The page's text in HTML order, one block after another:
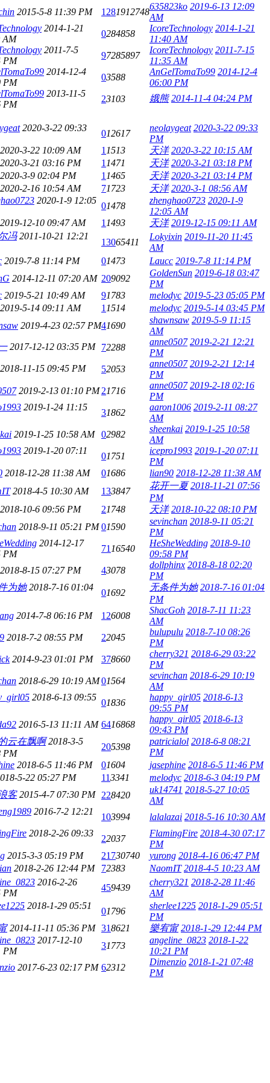
2015-5-8 11:39 PM 1281912748
635823ko 2019-6-13 12:09
AM
2014-1-21
AM
0284858
IcoreTechnology 2014-1-21
11:40 AM
2011-7-5
PM
97285897
IcoreTechnology 2011-7-15
11:35 AM
2014-12-4
PM
03588
AnGelTomaTo99 2014-12-4
06:00 PM
2013-11-5
PM
23103 娥熊 2014-11-4 04:24 PM
2020-3-22 09:33
012617
neolaygeat 2020-3-22 09:33
PM
2020-3-22 10:09 AM 1 1513 天洋 2020-3-22 10:15 AM
2020-3-21 03:16 PM 1 1471 天洋 2020-3-21 03:18 PM
2020-3-9 02:04 PM 1 1465 天洋 2020-3-21 03:14 PM
2020-2-16 10:54 AM 71723 天洋 2020-3-1 08:56 AM
2020-1-9 12:05
01478
zhenghao0723 2020-1-9
12:05 AM
2019-12-10 09:47 AM 1 1493 天洋 2019-12-15 09:11 AM
冯 2011-10-21 12:21
13065411
Lokyixin 2019-11-20 11:45
AM
2019-7-8 11:14 PM 01473 Laucc 2019-7-8 11:14 PM
2014-12-11 07:20 AM 209092
GoldenSun 2019-6-18 03:47
PM
2019-5-21 10:49 AM 91783 melodyc 2019-5-23 05:05 PM
2019-5-14 09:11 AM 1 1514 melodyc 2019-5-14 03:45 PM
2019-4-23 02:57 PM41690
shawnsaw 2019-5-9 11:15
AM
2017-12-12 03:35 PM 72288
anne0507 2019-2-21 12:21
PM
2018-11-15 09:45 PM 52053
anne0507 2019-2-21 12:14
PM
2019-2-13 01:10 PM 21716
anne0507 2019-2-18 02:16
PM
2019-1-24 11:15
31862
aaron1006 2019-2-11 08:27
AM
2019-1-25 10:58 AM 02982
sheenkai 2019-1-25 10:58
AM
2019-1-20 07:11
01751
icepro1993 2019-1-20 07:11
PM
2018-12-28 11:38 AM 01686 lian90 2018-12-28 11:38 AM
2018-4-5 10:30 AM 133847
花开一夏 2018-11-21 07:56
PM
2018-10-6 09:56 PM 21748 天洋 2018-10-22 08:10 PM
2018-9-11 05:21 PM 01590
sevinchan 2018-9-11 05:21
PM
2014-12-17
PM
71 16540
HeSheWedding 2018-9-10
09:58 PM
2018-8-15 07:27 PM 43078
dollphinx 2018-8-18 02:20
PM
为她 2018-7-16 01:04
01692
无条件为她 2018-7-16 01:04
PM
2014-7-8 06:16 PM 126008
ShacGoh 2018-7-11 11:23
AM
2018-7-2 08:55 PM 22045
bulupulu 2018-7-10 08:26
PM
2014-9-23 01:01 PM 378660
cherry321 2018-6-29 03:22
PM
2018-6-29 10:19 AM01564
sevinchan 2018-6-29 10:19
AM
2018-6-13 09:55
01836
happy_girl05 2018-6-13
09:55 PM
2016-5-13 11:11 AM 6416868
happy_girl05 2018-6-13
09:43 PM
云在飘啊 2018-3-5
PM
205398
patricialol 2018-6-8 08:21
PM
2018-6-5 11:46 PM 01604 jasephine 2018-6-5 11:46 PM
5-22 05:27 PM 113341 melodyc 2018-6-3 04:19 PM
客 2015-4-7 07:30 PM 228420
uk14741 2018-5-27 10:05
AM
2016-7-2 12:21
103994 lalalazai 2018-5-16 10:30 AM
2018-2-26 09:33
22037
FlamingFire 2018-4-30 07:17
PM
2015-3-3 05:19 PM 21730740 yurong 2018-4-16 06:47 PM
2018-2-26 12:44 PM 72383 NaomIT 2018-4-5 10:23 AM
2016-2-26
PM
459439
cherry321 2018-2-28 11:46
AM
2018-1-29 05:51
01796
sherlee1225 2018-1-29 05:51
PM
2014-11-11 05:36 PM 318621 樂宥甯 2018-1-29 12:44 PM
2017-12-10
PM
31773
angeline_0823 2018-1-22
10:21 PM
2017-6-23 02:17 PM 62312
Dimenzio 2018-1-21 07:48
PM